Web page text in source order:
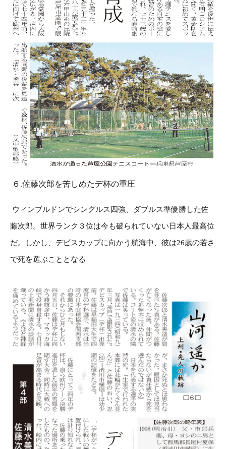
６.佐藤次郎を苦しめたデ杯の重圧
ウィンブルドンでシングルス四強、ダブルス準優勝した佐
藤次郎。世界ランク３位は今も破られていない日本人最高位
だ。しかし、デビスカップに向かう航海中、彼は26歳の若さ
で死を選ぶこととなる